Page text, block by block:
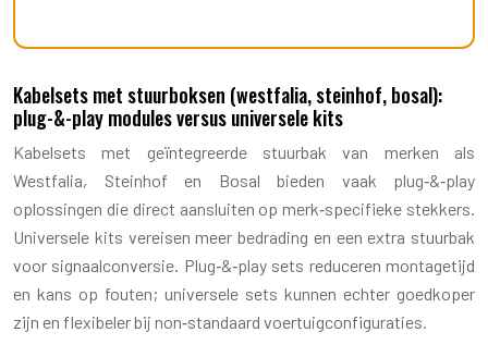
Kabelsets met stuurboksen (westfalia, steinhof, bosal):
plug-&-play modules versus universele kits
Kabelsets met geïntegreerde stuurbak van merken als
Westfalia, Steinhof en Bosal bieden vaak plug‑&‑play
oplossingen die direct aansluiten op merk‑specifieke stekkers.
Universele kits vereisen meer bedrading en een extra stuurbak
voor signaalconversie. Plug‑&‑play sets reduceren montagetijd
en kans op fouten; universele sets kunnen echter goedkoper
zijn en flexibeler bij non‑standaard voertuigconfiguraties.